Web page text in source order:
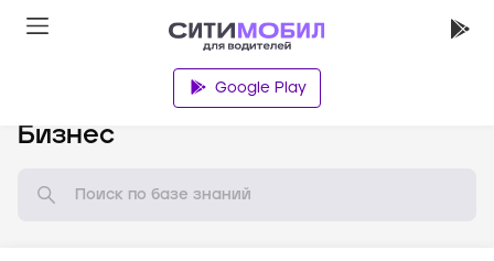
Google Play
Бизнес